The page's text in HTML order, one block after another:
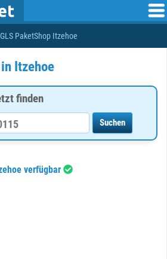
PaketShop Itzehoe
Itzehoe
finden
verfügbar